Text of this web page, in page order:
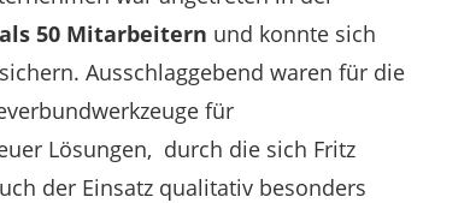
50 Mitarbeitern und konnte sich
Ausschlaggebend waren für die
für
Lösungen, durch die sich Fritz
der Einsatz qualitativ besonders